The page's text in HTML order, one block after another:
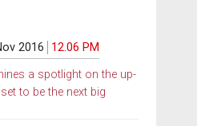
2016
12.06 PM
a spotlight on the up-
to be the next big